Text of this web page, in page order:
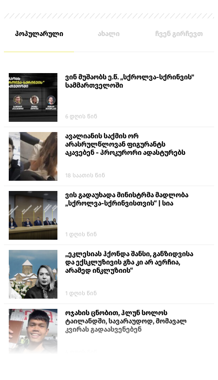
პოპულარული ახალი ჩვენ გირჩევთ
ვინ მუშაობს ე.წ. „სქროლვა-სქრინვის"
სამმართველოში
6 დღის წინ
ავალიანის საქმის ორ
არასრულწლოვან ფიგურანტს
აკავებენ - პროკურორი ადასტურებს
18 საათის წინ
ვის გადაუხადა მინისტრმა მადლობა
„სქროლვა-სქრინვისთვის“ | სია
1 დღის წინ
„ეკლესიას ჰქონდა შანსი, განზიდვისა
და ექსკლუზივის გზა კი არ აერჩია,
არამედ ინკლუზიის“
1 დღის წინ
ოჯახის ცნობით, ჰლუნ სოლოს
ტაილანდში, სავარაუდოდ, მომავალ
კვირას გადაასვენებენ